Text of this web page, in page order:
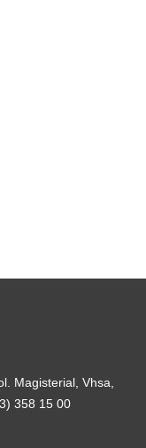
Magisterial, Vhsa,
358 15 00